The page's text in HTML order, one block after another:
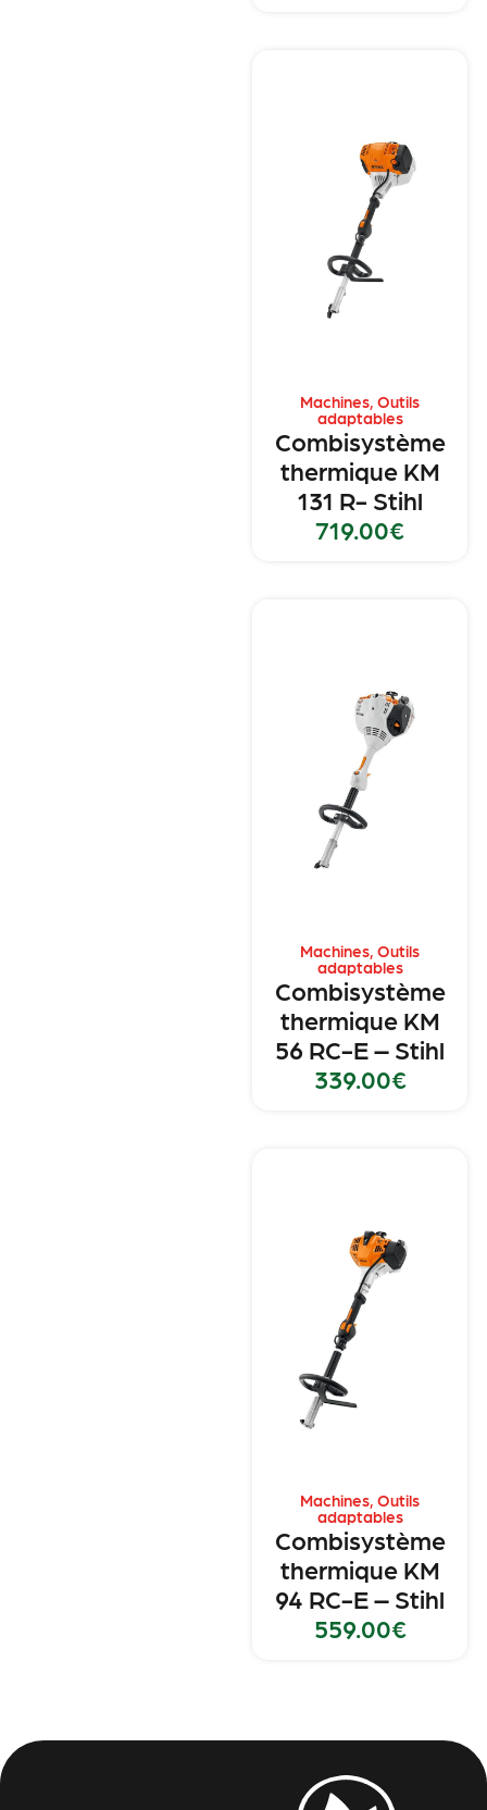
Machines,Outils
adaptables
Combisystème
thermique KM
131 R- Stihl
719.00€
Machines,Outils
adaptables
Combisystème
thermique KM
56 RC-E – Stihl
339.00€
Machines,Outils
adaptables
Combisystème
thermique KM
94 RC-E – Stihl
559.00€